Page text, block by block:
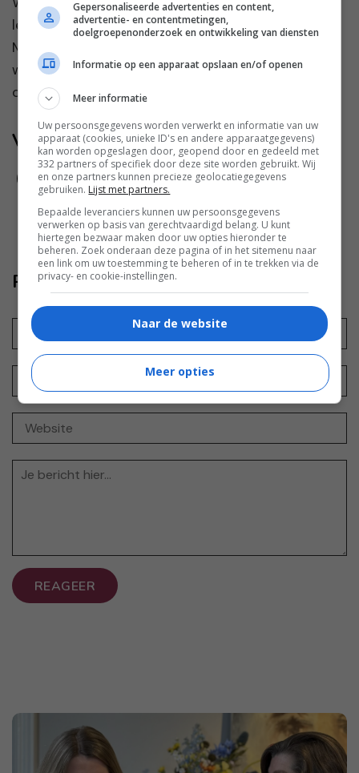
leven. Even snel een appje sturen is makkelijk.
Maar de whatsappgroep waaraan je ongevraagd
wordt toegevoegd groeit maar aan. “Stond ik op
de foto met een...
Volg jij ons al?
Reageer ook
REAGEER
Gepersonaliseerde advertenties en content,
advertentie- en contentmetingen,
doelgroepenonderzoek en ontwikkeling van diensten
Informatie op een apparaat opslaan en/of openen
Meer informatie
Uw persoonsgegevens worden verwerkt en informatie van uw
apparaat (cookies, unieke ID's en andere apparaatgegevens)
kan worden opgeslagen door, geopend door en gedeeld met
332 partners of specifiek door deze site worden gebruikt. Wij
en onze partners kunnen precieze geolocatiegegevens
gebruiken. Lijst met partners.
Bepaalde leveranciers kunnen uw persoonsgegevens
verwerken op basis van gerechtvaardigd belang. U kunt
hiertegen bezwaar maken door uw opties hieronder te
beheren. Zoek onderaan deze pagina of in het sitemenu naar
een link om uw toestemming te beheren of in te trekken via de
privacy- en cookie-instellingen.
Naar de website
Meer opties